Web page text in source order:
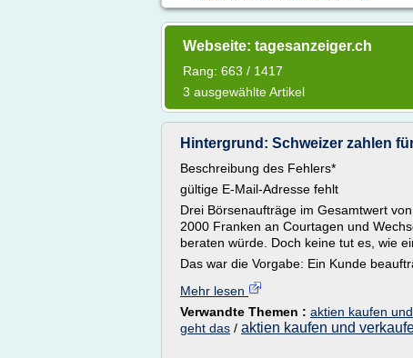
Webseite: tagesanzeiger.ch
Rang: 663 / 1417
3 ausgewählte Artikel
Hintergrund: Schweizer zahlen
Beschreibung des Fehlers*
gültige E-Mail-Adresse fehlt
Drei Börsenaufträge im Gesamtwert
2000 Franken an Courtagen und
beraten würde. Doch keine tut es, wie
Das war die Vorgabe: Ein Kunde
Mehr lesen
Verwandte Themen : aktien kaufen
geht das / aktien kaufen und